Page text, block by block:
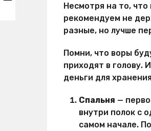
Несмотря на то,
рекомендуем не
разные, но лучше
Помни, что воры
приходят в голову.
деньги для
Спальня —
внутри полок с
самом начале.